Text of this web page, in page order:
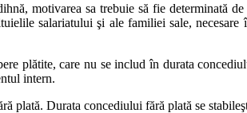
motivarea sa trebuie să fie determinată
salariatului şi ale familiei sale,
plătite, care nu se includ în durata
intern.
plată. Durata concediului fără plată se